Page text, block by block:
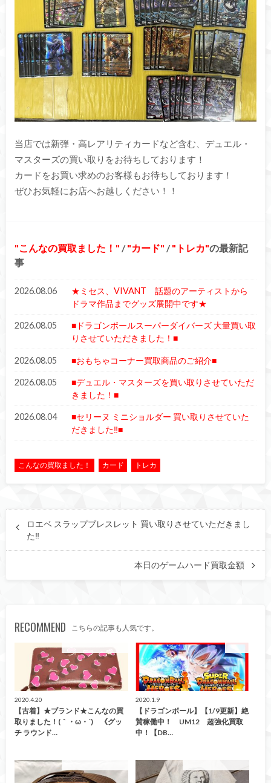
当店では新弾・高レアリティカードなど含む、デュエル・
マスターズの買い取りをお待ちしております！
カードをお買い求めのお客様もお待ちしております！
ぜひお気軽にお店へお越しください！！
こんなの買取ました！ / カード / トレカ の最新記
事
2026.08.06
★ミセス、VIVANT 話題のアーティストから
ドラマ作品までグッズ展開中です★
2026.08.05
■ドラゴンボールスーパーダイバーズ 大量買い取
りさせていただきました！■
2026.08.05 ■おもちゃコーナー買取商品のご紹介■
2026.08.05
■デュエル・マスターズを買い取りさせていただ
きました！■
2026.08.04
■セリーヌ ミニショルダー 買い取りさせていた
だきました‼■
こんなの買取ました！ カード トレカ
ロエベ スラップブレスレット 買い取りさせていただきまし
た‼︎
本日のゲームハード買取金額
RECOMMEND こちらの記事も人気です。
2020.4.20
【古着】★ブランド★こんなの買
取りました！(｀・ω・´)ゞ《グッ
チ ラウンド…
2020.1.9
【ドラゴンボール】【1/9更新】絶
賛稼働中！ UM12 超強化買取
中！【DB…